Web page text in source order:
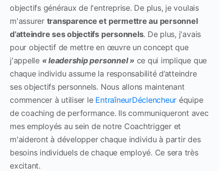
objectifs généraux de l'entreprise. De plus, je voulais
m'assurer transparence et permettre au personnel
d’atteindre ses objectifs personnels. De plus, j'avais
pour objectif de mettre en œuvre un concept que
j'appelle « leadership personnel » ce qui implique que
chaque individu assume la responsabilité d’atteindre
ses objectifs personnels. Nous allons maintenant
commencer à utiliser le EntraîneurDéclencheur équipe
de coaching de performance. Ils communiqueront avec
mes employés au sein de notre Coachtrigger et
m'aideront à développer chaque individu à partir des
besoins individuels de chaque employé. Ce sera très
excitant.